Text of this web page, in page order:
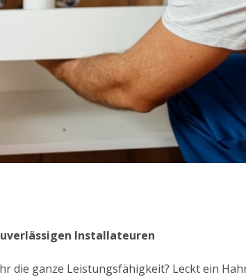
Installateuren
die ganze Leistungsfähigkeit? Leckt ein